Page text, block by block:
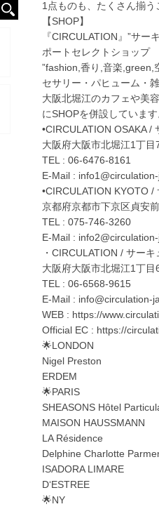
1点ものも、たくさん揃
【SHOP】
『CIRCULATION』”サ
ポートセレクトショップ
”fashion,香り,音楽,green,
セサリー・パヒューム・
大阪北堀江のカフェや美
にSHOPを併設しています
•CIRCULATION OSAKA /
大阪府大阪市北堀江1丁
TEL : 06-6476-8161
E-Mail :
•CIRCULATION KYOTO
京都府京都市下京区貞安
TEL : 075-746-3260
E-Mail :
・CIRCULATION / サー
大阪府大阪市北堀江1丁
TEL : 06-6568-9615
E-Mail : info@circulation-
WEB : https://
Official EC : https://
🌟LONDON
Nigel Preston
ERDEM
🌟PARIS
SHEASONS Hôtel
MAISON HAUSSMANN
LA Résidence
Delphine Charlotte
ISADORA LIMARE
D‘ESTREE
🌟NY